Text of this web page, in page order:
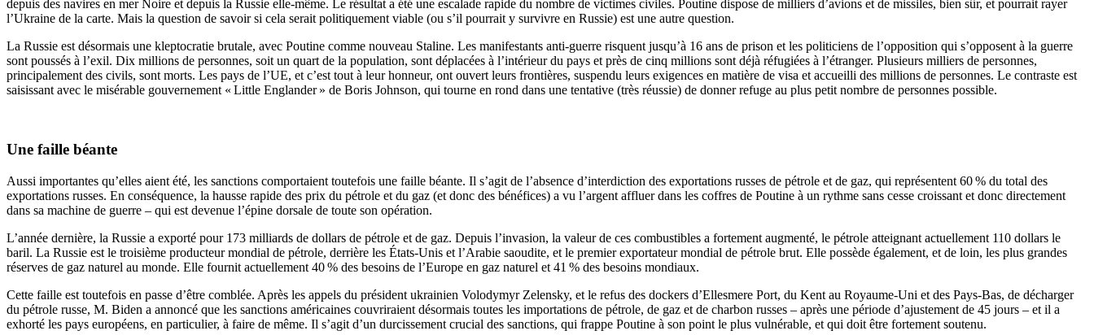
depuis des navires en mer Noire et depuis la Russie elle-même. Le résultat a été une escalade rapide du nombre de victimes civiles. Poutine dispose de milliers d’avions et de missiles, bien sûr, et pourrait rayer
l’Ukraine de la carte. Mais la question de savoir si cela serait politiquement viable (ou s’il pourrait y survivre en Russie) est une autre question.
La Russie est désormais une kleptocratie brutale, avec Poutine comme nouveau Staline. Les manifestants anti-guerre risquent jusqu’à 16 ans de prison et les politiciens de l’opposition qui s’opposent à la guerre
sont poussés à l’exil. Dix millions de personnes, soit un quart de la population, sont déplacées à l’intérieur du pays et près de cinq millions sont déjà réfugiées à l’étranger. Plusieurs milliers de personnes,
principalement des civils, sont morts. Les pays de l’UE, et c’est tout à leur honneur, ont ouvert leurs frontières, suspendu leurs exigences en matière de visa et accueilli des millions de personnes. Le contraste est
saisissant avec le misérable gouvernement « Little Englander » de Boris Johnson, qui tourne en rond dans une tentative (très réussie) de donner refuge au plus petit nombre de personnes possible.
Une faille béante
Aussi importantes qu’elles aient été, les sanctions comportaient toutefois une faille béante. Il s’agit de l’absence d’interdiction des exportations russes de pétrole et de gaz, qui représentent 60 % du total des
exportations russes. En conséquence, la hausse rapide des prix du pétrole et du gaz (et donc des bénéfices) a vu l’argent affluer dans les coffres de Poutine à un rythme sans cesse croissant et donc directement
dans sa machine de guerre – qui est devenue l’épine dorsale de toute son opération.
L’année dernière, la Russie a exporté pour 173 milliards de dollars de pétrole et de gaz. Depuis l’invasion, la valeur de ces combustibles a fortement augmenté, le pétrole atteignant actuellement 110 dollars le
baril. La Russie est le troisième producteur mondial de pétrole, derrière les États-Unis et l’Arabie saoudite, et le premier exportateur mondial de pétrole brut. Elle possède également, et de loin, les plus grandes
réserves de gaz naturel au monde. Elle fournit actuellement 40 % des besoins de l’Europe en gaz naturel et 41 % des besoins mondiaux.
Cette faille est toutefois en passe d’être comblée. Après les appels du président ukrainien Volodymyr Zelensky, et le refus des dockers d’Ellesmere Port, du Kent au Royaume-Uni et des Pays-Bas, de décharger
du pétrole russe, M. Biden a annoncé que les sanctions américaines couvriraient désormais toutes les importations de pétrole, de gaz et de charbon russes – après une période d’ajustement de 45 jours – et il a
exhorté les pays européens, en particulier, à faire de même. Il s’agit d’un durcissement crucial des sanctions, qui frappe Poutine à son point le plus vulnérable, et qui doit être fortement soutenu.